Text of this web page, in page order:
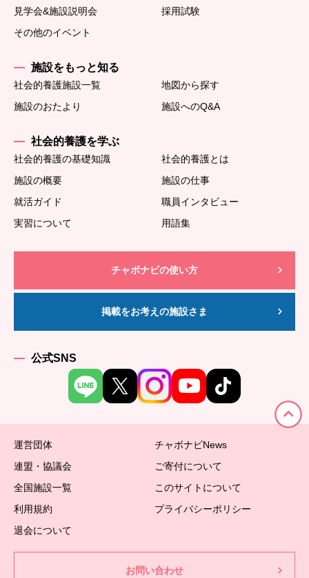
見学会&施設説明会
採用試験
その他のイベント
施設をもっと知る
社会的養護施設一覧
地図から探す
施設のおたより
施設へのQ&A
社会的養護を学ぶ
社会的養護の基礎知識
社会的養護とは
施設の概要
施設の仕事
就活ガイド
職員インタビュー
実習について
用語集
チャボナビの使い方
掲載をお考えの施設さま
公式SNS
運営団体
チャボナビNews
連盟・協議会
ご寄付について
全国施設一覧
このサイトについて
利用規約
プライバシーポリシー
退会について
お問い合わせ